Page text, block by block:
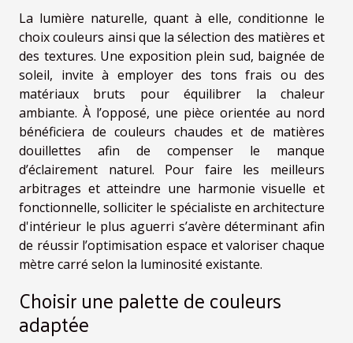
La lumière naturelle, quant à elle, conditionne le
choix couleurs ainsi que la sélection des matières et
des textures. Une exposition plein sud, baignée de
soleil, invite à employer des tons frais ou des
matériaux bruts pour équilibrer la chaleur
ambiante. À l’opposé, une pièce orientée au nord
bénéficiera de couleurs chaudes et de matières
douillettes afin de compenser le manque
d’éclairement naturel. Pour faire les meilleurs
arbitrages et atteindre une harmonie visuelle et
fonctionnelle, solliciter le spécialiste en architecture
d'intérieur le plus aguerri s’avère déterminant afin
de réussir l’optimisation espace et valoriser chaque
mètre carré selon la luminosité existante.
Choisir une palette de couleurs
adaptée